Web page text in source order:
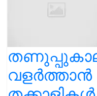
വളര്‍ത്താന്‍